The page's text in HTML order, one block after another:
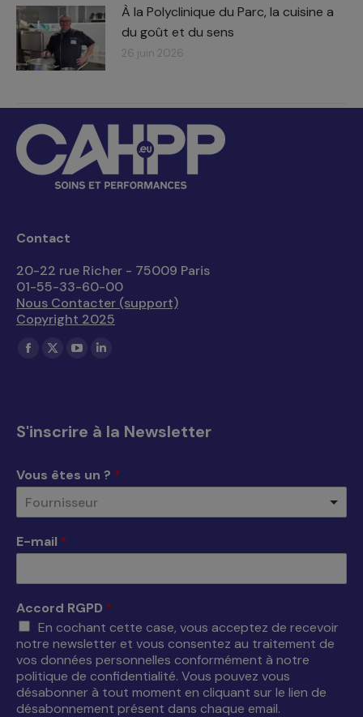
À la Polyclinique du Parc, la cuisine a
du goût et du sens
26 juin 2026
Contact
20-22 rue Richer - 75009 Paris
01-55-33-60-00
Nous Contacter (support)
Copyright 2025
Trouvez nous sur :
La
dans
nouvelle
fenêtre
La
dans
nouvelle
fenêtre
La
dans
nouvelle
fenêtre
La
dans
nouvelle
S'inscrire à la Newsletter
Vous êtes un ? *
Fournisseur
E-mail *
Accord RGPD *
En cochant cette case, vous acceptez de recevoir
notre newsletter et vous consentez au traitement de
vos données personnelles conformément à notre
politique de confidentialité. Vous pouvez vous
désabonner à tout moment en cliquant sur le lien de
désabonnement présent dans chaque email.